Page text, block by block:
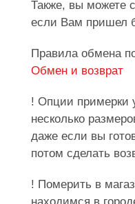
Также, вы можете
если Вам пришел
Правила обмена
Обмен и возврат
! Опции примерки
несколько
даже если вы
потом сделать
! Померить в